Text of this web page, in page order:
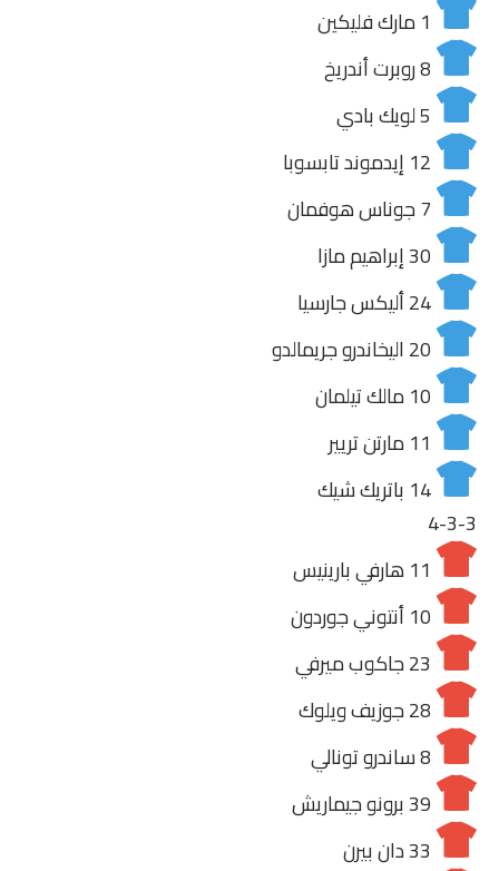
1مارك فليكين
8روبرت أندريخ
5لويك بادي
12 إيدموند تابسوبا
7جوناس هوفمان
30إبراهيم مازا
24أليكس جارسيا
20اليخاندرو جريمالدو
10مالك تيلمان
11مارتن تريير
14 باتريك شيك
4-3-3
11هارفي بارينيس
10أنتوني جوردون
23جاكوب ميرفي
28جوزيف ويلوك
8ساندرو تونالي
39برونو جيماريش
33دان بيرن